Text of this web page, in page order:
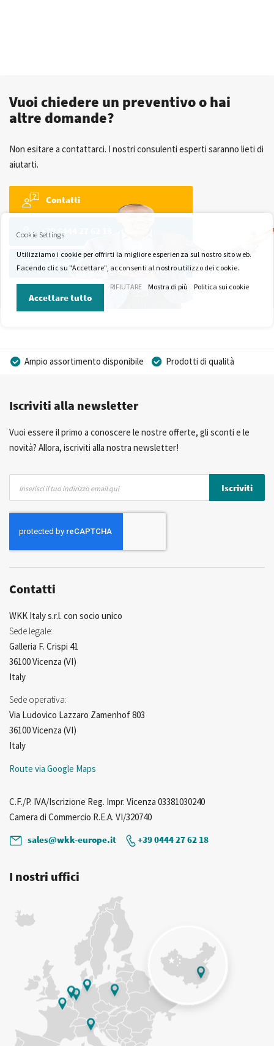
Vuoi chiedere un preventivo o hai
altre domande?
Non esitare a contattarci. I nostri consulenti esperti saranno lieti di
aiutarti.
Contatti
+39 0444 27 62 18
sales@wkk-europe.it
Ampio assortimento disponibile
Prodotti di qualità
Consulenza Personalizzata
Iscriviti alla newsletter
Vuoi essere il primo a conoscere le nostre offerte, gli sconti e le
novità? Allora, iscriviti alla nostra newsletter!
nostra
Newsletter:
Iscriviti
Contatti
WKK Italy s.r.l. con socio unico
Sede legale:
Galleria F. Crispi 41
36100 Vicenza (VI)
Italy
Sede operativa:
Via Ludovico Lazzaro Zamenhof 803
36100 Vicenza (VI)
Italy
Route via Google Maps
C.F./P. IVA/Iscrizione Reg. Impr. Vicenza 03381030240
Camera di Commercio R.E.A. VI/320740
sales@wkk-europe.it
+39 0444 27 62 18
I nostri uffici
Cookie Settings
Utilizziamo i cookie per offrirti la migliore esperienza sul nostro sito web.
Facendo clic su "Accettare", acconsenti al nostro utilizzo dei cookie.
Accettare tutto
RIFIUTARE Mostra di più Politica sui cookie